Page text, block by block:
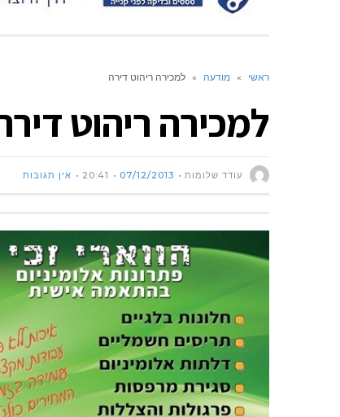
ראשי » מודעה » למכירה ריהוט דירה
למכירה ריהוט
עודד שלומות 07/12/2013
20:41 אין תגובות